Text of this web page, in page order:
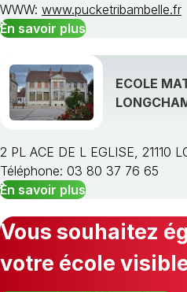
WWW: www.pucketribambelle.fr
En savoir plus
ECOLE
2 PL ACE DE L EGLISE, 21110
Téléphone: 03 80 37 76 65
En savoir plus
Vous souhaitez
votre école